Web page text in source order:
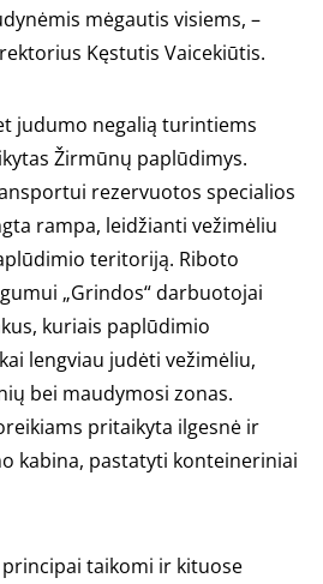
mėgautis visiems, –
Kęstutis Vaicekiūtis.
judumo negalią turintiems
Žirmūnų paplūdimys.
rezervuotos specialios
rampa, leidžianti vežimėliu
teritoriją. Riboto
„Grindos“ darbuotojai
kuriais paplūdimio
lengviau judėti vežimėliu,
bei maudymosi zonas.
pritaikyta ilgesnė ir
kabina, pastatyti konteineriniai
taikomi ir kituose